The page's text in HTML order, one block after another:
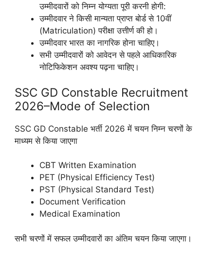
उम्मीदवारों को निम्न योग्यता पूरी करनी होगी:
उम्मीदवार ने किसी मान्यता प्राप्त बोर्ड से 10वीं
(Matriculation) परीक्षा उत्तीर्ण की हो।
उम्मीदवार भारत का नागरिक होना चाहिए।
सभी उम्मीदवारों को आवेदन से पहले आधिकारिक
नोटिफिकेशन अवश्य पढ़ना चाहिए।
SSC GD Constable Recruitment
2026–Mode of Selection
SSC GD Constable भर्ती 2026 में चयन निम्न चरणों के
माध्यम से किया जाएगा
CBT Written Examination
PET (Physical Efficiency Test)
PST (Physical Standard Test)
Document Verification
Medical Examination
सभी चरणों में सफल उम्मीदवारों का अंतिम चयन किया जाएगा।